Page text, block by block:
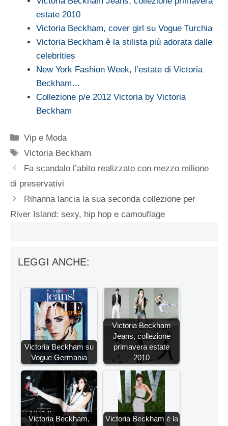
estate 2010
Victoria Beckham, cover girl su Vogue Turchia
Victoria Beckham è la stilista più adorata dalle
celebrities
New York Fashion Week, l’estate di Victoria
Beckham…
Collezione p/e 2012 Victoria by Victoria
Beckham
Categorie
Vip e Moda
Tag
Victoria Beckham
Fa scandalo l’abito realizzato con mezzo milione
di preservativi
Rihanna lancia la sua seconda collezione per
River Island: sexy, hip hop e camouflage
LEGGI ANCHE:
Victoria Beckham su
Vogue Germania
Victoria Beckham
Jeans, collezione
primavera estate
2010
Victoria Beckham,
Victoria Beckham è la